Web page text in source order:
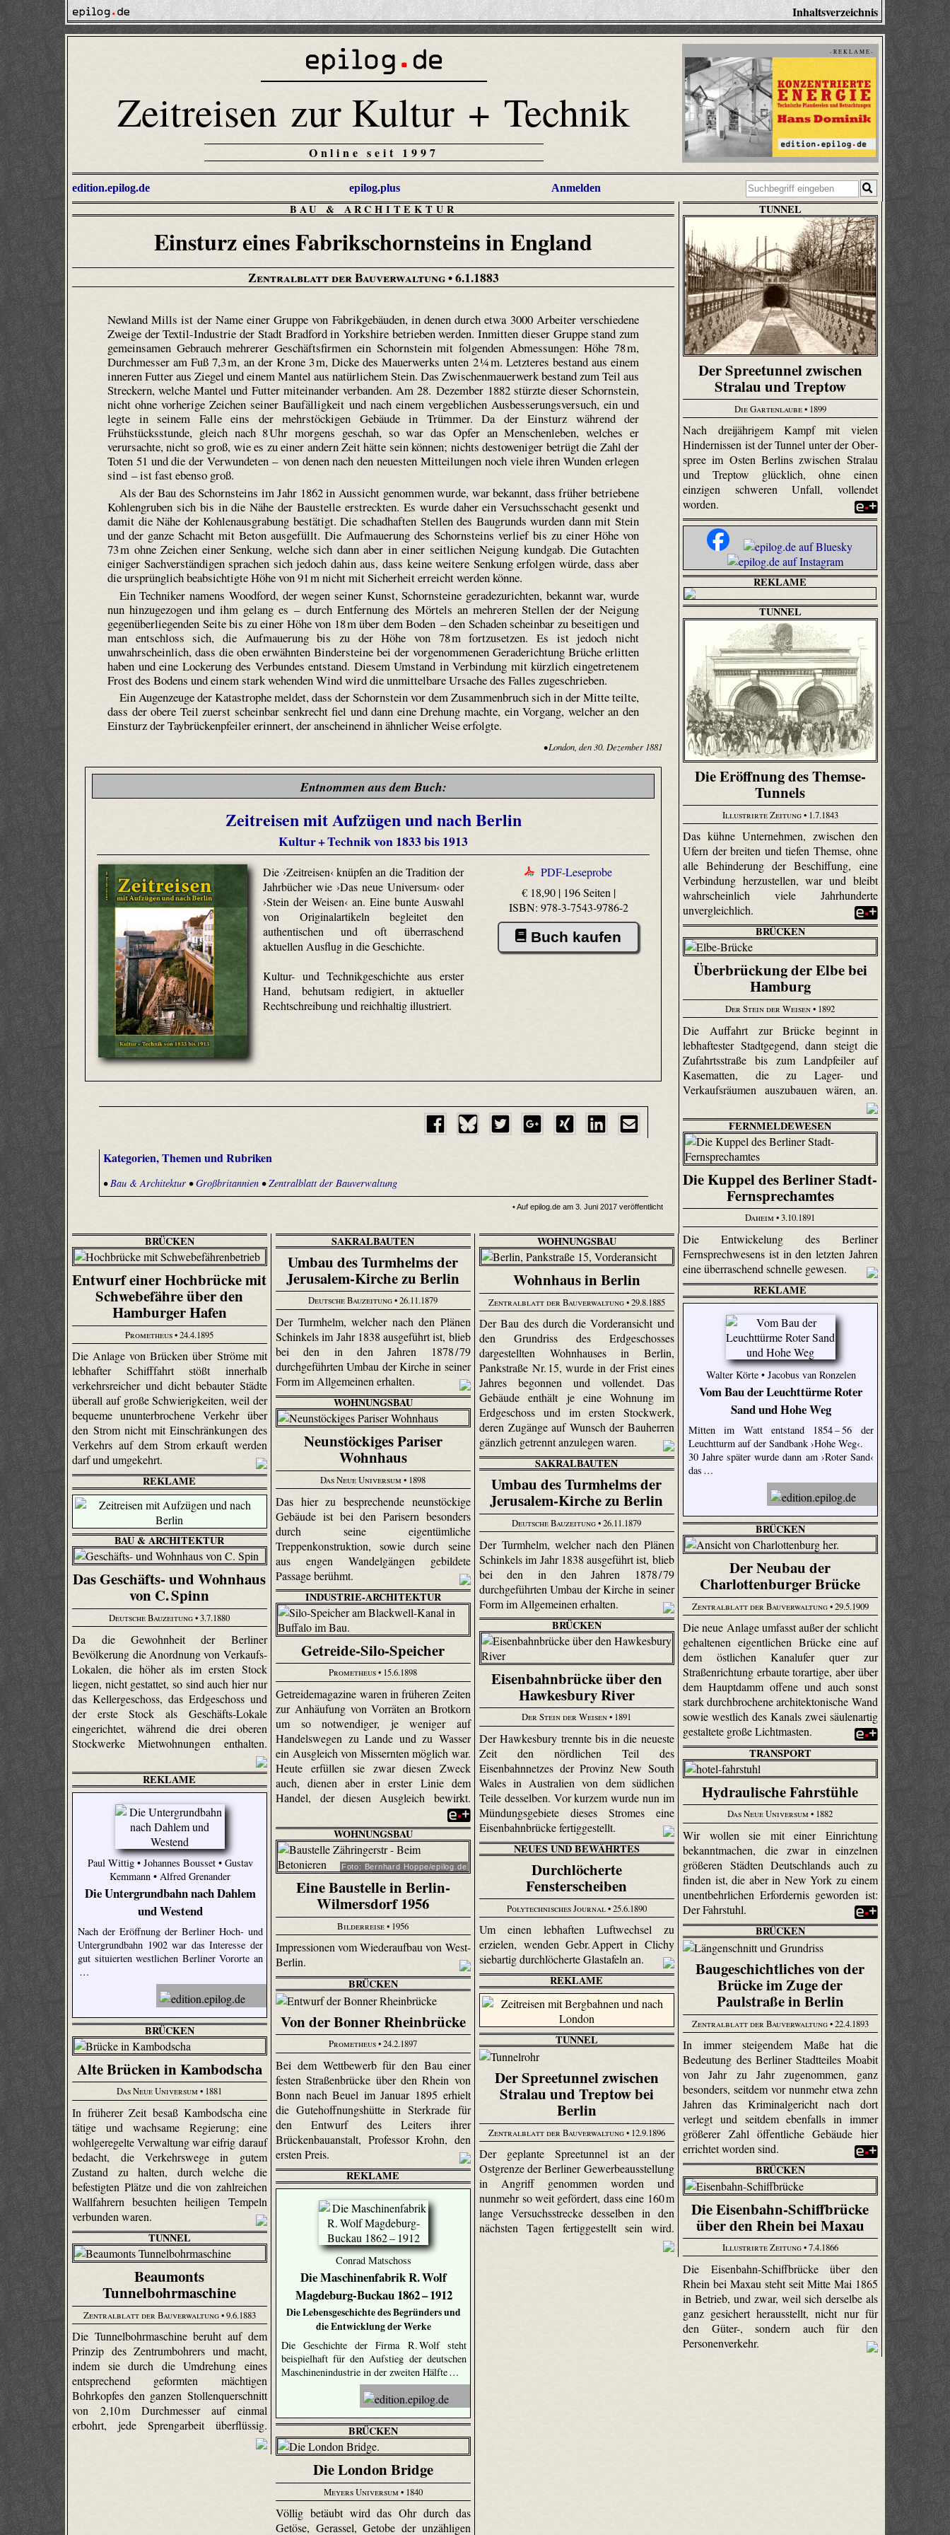
Inhaltsverzeichnis
Zeitreisen zur Kultur + Technik
Online seit 1997
- R E K L A M E -
edition.epilog.de epilog.plus Anmelden
BAU & ARCHITEKTUR
Einsturz eines Fabrikschornsteins in England
Zentralblatt der Bauverwaltung• 6.1.1883
Newland Mills ist der Name einer Gruppe von Fabrikgebäuden, in denen durch etwa 3000 Arbeiter verschiedene
Zweige der Textil-Industrie der Stadt Bradford in Yorkshire betrieben werden. Inmitten dieser Gruppe stand zum
gemeinsamen Gebrauch mehrerer Geschäftsfirmen ein Schornstein mit folgenden Abmessungen: Höhe 78 m,
Durchmesser am Fuß 7,3 m, an der Krone 3 m, Dicke des Mauerwerks unten 2 ¼ m. Letzteres bestand aus einem
inneren Futter aus Ziegel und einem Mantel aus natürlichem Stein. Das Zwischenmauerwerk bestand zum Teil aus
Streckern, welche Mantel und Futter miteinander verbanden. Am 28. Dezember 1882 stürzte dieser Schornstein,
nicht ohne vorherige Zeichen seiner Baufälligkeit und nach einem vergeblichen Ausbesserungsversuch, ein und
legte in seinem Falle eins der mehrstöckigen Gebäude in Trümmer. Da der Einsturz während der
Frühstücksstunde, gleich nach 8 Uhr morgens geschah, so war das Opfer an Menschenleben, welches er
verursachte, nicht so groß, wie es zu einer andern Zeit hätte sein können; nichts desto­weniger betrügt die Zahl der
Toten 51 und die der Verwundeten – von denen nach den neuesten Mitteilungen noch viele ihren Wunden erlegen
sind – ist fast ebenso groß.
Als der Bau des Schornsteins im Jahr 1862 in Aussicht genommen wurde, war bekannt, dass früher betriebene
Kohlengruben sich bis in die Nähe der Baustelle erstreckten. Es wurde daher ein Versuchsschacht gesenkt und
damit die Nähe der Kohlenausgrabung bestätigt. Die schadhaften Stellen des Baugrunds wurden dann mit Stein
und der ganze Schacht mit Beton ausgefüllt. Die Aufmauerung des Schornsteins verlief bis zu einer Höhe von
73 m ohne Zeichen einer Senkung, welche sich dann aber in einer seitlichen Neigung kundgab. Die Gutachten
einiger Sachverständigen sprachen sich jedoch dahin aus, dass keine weitere Senkung erfolgen würde, dass aber
die ursprünglich beabsichtigte Höhe von 91 m nicht mit Sicherheit erreicht werden könne.
Ein Techniker namens Woodford, der wegen seiner Kunst, Schornsteine geradezurichten, bekannt war, wurde
nun hinzugezogen und ihm gelang es – durch Entfernung des Mörtels an mehreren Stellen der der Neigung
gegenüberliegenden Seite bis zu einer Höhe von 18 m über dem Boden – den Schaden scheinbar zu beseitigen und
man entschloss sich, die Aufmauerung bis zu der Höhe von 78 m fortzusetzen. Es ist jedoch nicht
unwahrscheinlich, dass die oben erwähnten Binder­steine bei der vorgenommenen Gerade­richtung Brüche erlitten
haben und eine Lockerung des Verbundes entstand. Diesem Umstand in Verbindung mit kürzlich eingetretenem
Frost des Bodens und einem stark wehenden Wind wird die unmittelbare Ursache des Falles zugeschrieben.
Ein Augenzeuge der Katastrophe meldet, dass der Schornstein vor dem Zusammenbruch sich in der Mitte teilte,
dass der obere Teil zuerst scheinbar senkrecht fiel und dann eine Drehung machte, ein Vorgang, welcher an den
Einsturz der Taybrückenpfeiler erinnert, der anscheinend in ähnlicher Weise erfolgte.
• London, den 30. Dezember 1881
Entnommen aus dem Buch:
Zeitreisen mit Aufzügen und nach Berlin
Kultur + Technik von 1833 bis 1913
Die ›Zeitreisen‹ knüpfen an die Tradition der
Jahrbücher wie ›Das neue Universum‹ oder
›Stein der Weisen‹ an. Eine bunte Auswahl
von Originalartikeln begleitet den
authentischen und oft überraschend
aktuellen Ausflug in die Geschichte.
Kultur- und Technikgeschichte aus erster
Hand, behutsam redigiert, in aktueller
Rechtschreibung und reichhaltig illustriert.
PDF-Leseprobe
€ 18,90 | 196 Seiten |
ISBN: 978-3-7543-9786-2
Buch kaufen
Kategorien, Themen und Rubriken
• Bau & Architektur •Großbritannien •Zentralblatt der Bauverwaltung
• Auf epilog.de am 3. Juni 2017 veröffentlicht
TUNNEL
Der Spreetunnel zwischen
Stralau und Treptow
Die Gartenlaube• 1899
Nach dreijährigem Kampf mit vielen
Hindernissen ist der Tunnel unter der Ober­
spree im Osten Berlins zwischen Stralau
und Treptow glücklich, ohne einen
einzigen schweren Unfall, vollendet
worden.
REKLAME
TUNNEL
Die Eröffnung des Themse-
Tunnels
Illustrirte Zeitung• 1.7.1843
Das kühne Unternehmen, zwischen den
Ufern der breiten und tiefen Themse, ohne
alle Behinderung der Beschiffung, eine
Verbindung herzustellen, war und bleibt
wahrscheinlich viele Jahrhunderte
unvergleichlich.
BRÜCKEN
Überbrückung der Elbe bei
Hamburg
Der Stein der Weisen• 1892
Die Auffahrt zur Brücke beginnt in
lebhaftester Stadtgegend, dann steigt die
Zufahrtsstraße bis zum Landpfeiler auf
Kasematten, die zu Lager- und
Verkaufsräumen auszubauen wären, an.
FERNMELDEWESEN
Die Kuppel des Berliner Stadt-
Fernsprechamtes
Daheim• 3.10.1891
Die Entwickelung des Berliner
Fernsprechwesens ist in den letzten Jahren
eine überraschend schnelle gewesen.
BRÜCKEN
Entwurf einer Hochbrücke mit
Schwebefähre über den
Hamburger Hafen
Prometheus• 24.4.1895
Die Anlage von Brücken über Ströme mit
lebhafter Schifffahrt stößt innerhalb
verkehrsreicher und dicht bebauter Städte
überall auf große Schwierigkeiten, weil der
bequeme ununterbrochene Verkehr über
den Strom nicht mit Einschränkungen des
Verkehrs auf dem Strom erkauft werden
darf und umgekehrt.
SAKRALBAUTEN
Umbau des Turmhelms der
Jerusalem-Kirche zu Berlin
Deutsche Bauzeitung• 26.11.1879
Der Turmhelm, welcher nach den Plänen
Schinkels im Jahr 1838 ausgeführt ist, blieb
bei den in den Jahren 1878 / 79
durchgeführten Umbau der Kirche in seiner
Form im Allgemeinen erhalten.
WOHNUNGSBAU
Wohnhaus in Berlin
Zentralblatt der Bauverwaltung• 29.8.1885
Der Bau des durch die Vorderansicht und
den Grundriss des Erdgeschosses
dargestellten Wohnhauses in Berlin,
Pankstraße Nr. 15, wurde in der Frist eines
Jahres begonnen und vollendet. Das
Gebäude enthält je eine Wohnung im
Erdgeschoss und im ersten Stockwerk,
deren Zugänge auf Wunsch der Bauherren
gänzlich getrennt anzulegen waren.
REKLAME
Walter Körte • Jacobus van Ronzelen
Vom Bau der Leuchttürme Roter
Sand und Hohe Weg
Mitten im Watt entstand 1854 – 56 der
Leuchtturm auf der Sandbank ›Hohe Weg‹.
30 Jahre später wurde dann am ›Roter Sand‹
das …
BRÜCKEN
Der Neubau der
Charlottenburger Brücke
Zentralblatt der Bauverwaltung• 29.5.1909
Die neue Anlage umfasst außer der schlicht
gehaltenen eigentlichen Brücke eine auf
dem östlichen Kanalufer quer zur
Straßenrichtung erbaute torartige, aber über
dem Hauptdamm offene und auch sonst
stark durchbrochene architektonische Wand
sowie westlich des Kanals zwei säulenartig
gestaltete große Lichtmasten.
WOHNUNGSBAU
Neunstöckiges Pariser
Wohnhaus
Das Neue Universum • 1898
Das hier zu besprechende neunstöckige
Gebäude ist bei den Parisern besonders
durch seine eigentümliche
Treppenkonstruktion, sowie durch seine
aus engen Wandelgängen gebildete
Passage berühmt.
SAKRALBAUTEN
Umbau des Turmhelms der
Jerusalem-Kirche zu Berlin
Deutsche Bauzeitung• 26.11.1879
Der Turmhelm, welcher nach den Plänen
Schinkels im Jahr 1838 ausgeführt ist, blieb
bei den in den Jahren 1878 / 79
durchgeführten Umbau der Kirche in seiner
Form im Allgemeinen erhalten.
REKLAME
BAU & ARCHITEKTUR
Das Geschäfts- und Wohnhaus
von C. Spinn
Deutsche Bauzeitung• 3.7.1880
Da die Gewohnheit der Berliner
Bevölkerung die Anordnung von Verkaufs-
Lokalen, die höher als im ersten Stock
liegen, nicht gestattet, so sind auch hier nur
das Kellergeschoss, das Erdgeschoss und
der erste Stock als Geschäfts-Lokale
eingerichtet, während die drei oberen
Stockwerke Mietwohnungen enthalten.
INDUSTRIE-ARCHITEKTUR
Getreide-Silo-Speicher
Prometheus• 15.6.1898
Getreidemagazine waren in früheren Zeiten
zur Anhäufung von Vorräten an Brotkorn
um so notwendiger, je weniger auf
Handelswegen zu Lande und zu Wasser
ein Ausgleich von Missernten möglich war.
Heute erfüllen sie zwar diesen Zweck
auch, dienen aber in erster Linie dem
Handel, der diesen Ausgleich bewirkt.
BRÜCKEN
Eisenbahnbrücke über den
Hawkesbury River
Der Stein der Weisen• 1891
Der Hawkes­bury trennte bis in die neueste
Zeit den nördlichen Teil des
Eisenbahnnetzes der Provinz New South
Wales in Australien von dem südlichen
Teile desselben. Vor kurzem wurde nun im
Mündungsgebiete dieses Stromes eine
Eisenbahnbrücke fertiggestellt.
TRANSPORT
Hydraulische Fahrstühle
Das Neue Universum • 1882
Wir wollen sie mit einer Einrichtung
bekanntmachen, die zwar in einzelnen
größeren Städten Deutschlands auch zu
finden ist, die aber in New York zu einem
unentbehrlichen Erfordernis geworden ist:
Der Fahrstuhl.
REKLAME
Paul Wittig • Johannes Bousset • Gustav
Kemmann • Alfred Grenander
Die Untergrundbahn nach Dahlem
und Westend
Nach der Eröffnung der Berliner Hoch- und
Untergrundbahn 1902 war das Interesse der
gut situierten westlichen Berliner Vororte an
…
BRÜCKEN
Alte Brücken in Kambodscha
Das Neue Universum • 1881
In früherer Zeit besaß Kambodscha eine
tätige und wachsame Regierung; eine
wohl­gere­gelte Verwaltung war eifrig darauf
bedacht, die Verkehrswege in gutem
Zustand zu halten, durch welche die
befestigten Plätze und die von zahlreichen
Wallfahrern besuchten heiligen Tempeln
verbunden waren.
WOHNUNGSBAU
Foto: Bernhard Hoppe/epilog.de
Eine Baustelle in Berlin-
Wilmersdorf 1956
Bilderreise• 1956
Impressionen vom Wiederaufbau von West-
Berlin.
NEUES UND BEWÄHRTES
Durchlöcherte
Fensterscheiben
Polytechnisches Journal• 25.6.1890
Um einen lebhaften Luftwechsel zu
erzielen, wenden Gebr. Appert in Clichy
siebartig durchlöcherte Glastafeln an.
BRÜCKEN
Baugeschichtliches von der
Brücke im Zuge der
Paulstraße in Berlin
Zentralblatt der Bauverwaltung• 22.4.1893
In immer steigendem Maße hat die
Bedeutung des Berliner Stadtteiles Moabit
von Jahr zu Jahr zugenommen, ganz
besonders, seitdem vor nunmehr etwa zehn
Jahren das Kriminalgericht nach dort
verlegt und seitdem ebenfalls in immer
größerer Zahl öffentliche Gebäude hier
errichtet worden sind.
REKLAME
TUNNEL
Der Spreetunnel zwischen
Stralau und Treptow bei
Berlin
Zentralblatt der Bauverwaltung• 12.9.1896
Der geplante Spree­tunnel ist an der
Ostgrenze der Berliner Gewerbeausstellung
in Angriff genommen worden und
nunmehr so weit gefördert, dass eine 160 m
lange Versuchsstrecke desselben in den
nächsten Tagen fertiggestellt sein wird.
BRÜCKEN
Von der Bonner Rheinbrücke
Prometheus• 24.2.1897
Bei dem Wettbewerb für den Bau einer
festen Straßenbrücke über den Rhein von
Bonn nach Beuel im Januar 1895 erhielt
die Gutehoffnungshütte in Sterkrade für
den Entwurf des Leiters ihrer
Brückenbauanstalt, Professor Krohn, den
ersten Preis.
BRÜCKEN
Die Eisenbahn-Schiffbrücke
über den Rhein bei Maxau
Illustrirte Zeitung• 7.4.1866
Die Eisenbahn-Schiffbrücke über den
Rhein bei Maxau steht seit Mitte Mai 1865
in Betrieb, und zwar, weil sich derselbe als
ganz gesichert herausstellt, nicht nur für
den Güter-, sondern auch für den
Personenverkehr.
REKLAME
Conrad Matschoss
Die Maschinenfabrik R. Wolf
Magdeburg-Buckau 1862 – 1912
Die Lebensgeschichte des Begründers und
die Entwicklung der Werke
Die Geschichte der Firma R. Wolf steht
beispielhaft für den Aufstieg der deutschen
Maschinenindustrie in der zweiten Hälfte …
BRÜCKEN
Die London Bridge
Meyers Universum • 1840
Völlig betäubt wird das Ohr durch das
Getöse, Gerassel, Getobe der unzähligen
TUNNEL
Beaumonts
Tunnelbohrmaschine
Zentralblatt der Bauverwaltung• 9.6.1883
Die Tunnelbohrmaschine beruht auf dem
Prinzip des Zentrum­bohrers und macht,
indem sie durch die Umdrehung eines
entsprechend geformten mächtigen
Bohrkopfes den ganzen Stollen­quer­schnitt
von 2,10 m Durchmesser auf einmal
erbohrt, jede Sprengarbeit überflüssig.